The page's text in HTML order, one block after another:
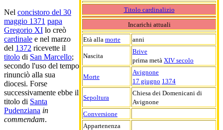
Titolo cardinalizio
Incarichi attuali
Età alla morte anni
Nascita
Brive
prima metà XIV secolo
Morte
Avignone
17 giugno 1374
Sepoltura
Chiesa dei Domenicani di
Avignone
Conversione
Appartenenza
Nel concistoro del 30
maggio 1371 papa
Gregorio XI lo creò
cardinale e nel marzo
del 1372 ricevette il
titolo di San Marcello;
secondo l'uso del tempo
rinunciò alla sua
diocesi. Forse
successivamente ebbe il
titolo di Santa
Pudenziana in
commendam.